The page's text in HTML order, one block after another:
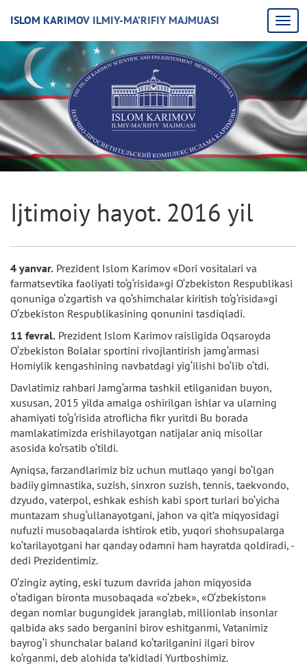
ISLOM KARIMOV ILMIY-MA’RIFIY MAJMUASI
Ijtimoiy hayot. 2016 yil
4 yanvar. Prezident Islom Karimov «Dori vositalari va
farmatsevtika faoliyati to‘g‘risida»gi O‘zbekiston Respublikasi
qonuniga o‘zgartish va qo‘shimchalar kiritish to‘g‘risida»gi
O‘zbekiston Respublikasining qonunini tasdiqladi.
11 fevral. Prezident Islom Karimov raisligida Oqsaroyda
O‘zbekiston Bolalar sportini rivojlantirish jamg‘armasi
Homiylik kengashining navbatdagi yig‘ilishi bo‘lib o‘tdi.
Davlatimiz rahbari Jamg‘arma tashkil etilganidan buyon,
xususan, 2015 yilda amalga oshirilgan ishlar va ularning
ahamiyati to‘g‘risida atroflicha fikr yuritdi Bu borada
mamlakatimizda erishilayotgan natijalar aniq misollar
asosida ko‘rsatib o‘tildi.
Ayniqsa, farzandlarimiz biz uchun mutlaqo yangi bo‘lgan
badiiy gimnastika, suzish, sinxron suzish, tennis, taekvondo,
dzyudo, vaterpol, eshkak eshish kabi sport turlari bo‘yicha
muntazam shug‘ullanayotgani, jahon va qit’a miqyosidagi
nufuzli musobaqalarda ishtirok etib, yuqori shohsupalarga
ko‘tarilayotgani har qanday odamni ham hayratda qoldiradi, -
dedi Prezidentimiz.
O‘zingiz ayting, eski tuzum davrida jahon miqyosida
o‘tadigan bironta musobaqada «o‘zbek», «O‘zbekiston»
degan nomlar bugungidek jaranglab, millionlab insonlar
qalbida aks sado berganini birov eshitganmi, Vatanimiz
bayrog‘i shunchalar baland ko‘tarilganini ilgari birov
ko‘rganmi, deb alohida ta’kidladi Yurtboshimiz.